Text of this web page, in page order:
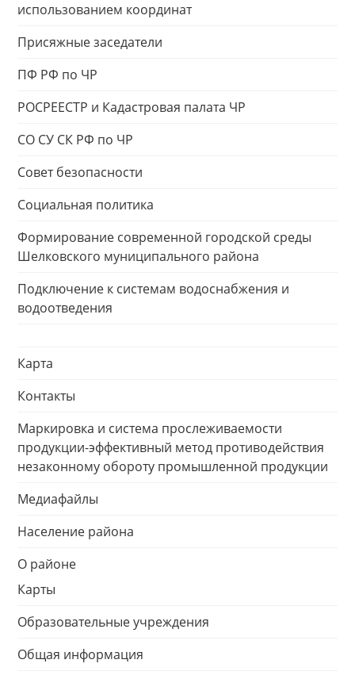
использованием координат
Присяжные заседатели
ПФ РФ по ЧР
РОСРЕЕСТР и Кадастровая палата ЧР
СО СУ СК РФ по ЧР
Совет безопасности
Социальная политика
Формирование современной городской среды
Шелковского муниципального района
Подключение к системам водоснабжения и
водоотведения
Карта
Контакты
Маркировка и система прослеживаемости
продукции-эффективный метод противодействия
незаконному обороту промышленной продукции
Медиафайлы
Население района
О районе
Карты
Образовательные учреждения
Общая информация